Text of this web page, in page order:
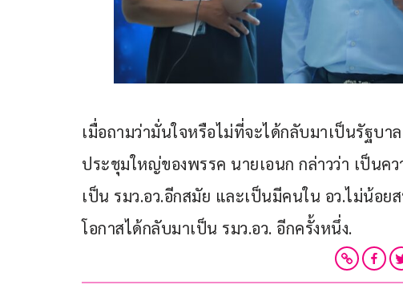
เมื่อถามว่ามั่นใจหรือไม่ที่จะได้กลับมาเป็นรัฐบ
ประชุมใหญ่ของพรรค นายเอนก กล่าวว่า เป็นค
เป็น รมว.อว.อีกสมัย และเป็นมีคนใน อว.ไม่น้อ
โอกาสได้กลับมาเป็น รมว.อว. อีกครั้งหนึ่ง.